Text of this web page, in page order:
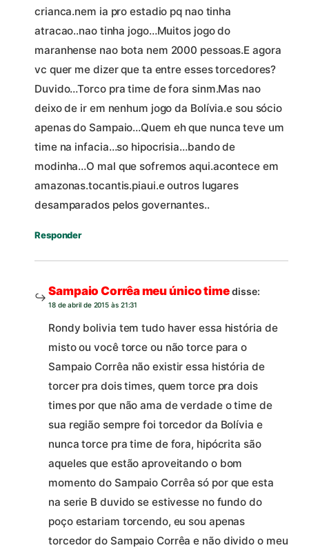
crianca.nem ia pro estadio pq nao tinha
atracao..nao tinha jogo…Muitos jogo do
maranhense nao bota nem 2000 pessoas.E agora
vc quer me dizer que ta entre esses torcedores?
Duvido…Torco pra time de fora sinm.Mas nao
deixo de ir em nenhum jogo da Bolívia.e sou sócio
apenas do Sampaio…Quem eh que nunca teve um
time na infacia…so hipocrisia…bando de
modinha…O mal que sofremos aqui.acontece em
amazonas.tocantis.piaui.e outros lugares
desamparados pelos governantes..
Responder
Sampaio Corrêa meu único timedisse:
18 de abril de 2015 às 21:31
Rondy bolivia tem tudo haver essa história de
misto ou você torce ou não torce para o
Sampaio Corrêa não existir essa história de
torcer pra dois times, quem torce pra dois
times por que não ama de verdade o time de
sua região sempre foi torcedor da Bolívia e
nunca torce pra time de fora, hipócrita são
aqueles que estão aproveitando o bom
momento do Sampaio Corrêa só por que esta
na serie B duvido se estivesse no fundo do
poço estariam torcendo, eu sou apenas
torcedor do Sampaio Corrêa e não divido o meu